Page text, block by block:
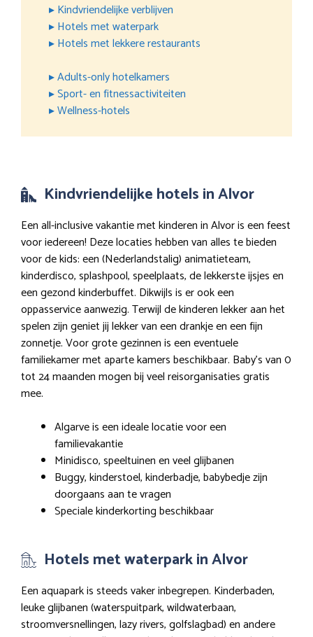
▸ Kindvriendelijke verblijven
▸ Hotels met waterpark
▸ Hotels met lekkere restaurants
▸ Adults-only hotelkamers
▸ Sport- en fitnessactiviteiten
▸ Wellness-hotels
Kindvriendelijke hotels in Alvor
Een all-inclusive vakantie met kinderen in Alvor is een feest
voor iedereen! Deze locaties hebben van alles te bieden
voor de kids: een (Nederlandstalig) animatieteam,
kinderdisco, splashpool, speelplaats, de lekkerste ijsjes en
een gezond kinderbuffet. Dikwijls is er ook een
oppasservice aanwezig. Terwijl de kinderen lekker aan het
spelen zijn geniet jij lekker van een drankje en een fijn
zonnetje. Voor grote gezinnen is een eventuele
familiekamer met aparte kamers beschikbaar. Baby’s van 0
tot 24 maanden mogen bij veel reisorganisaties gratis
mee.
Algarve is een ideale locatie voor een
familievakantie
Minidisco, speeltuinen en veel glijbanen
Buggy, kinderstoel, kinderbadje, babybedje zijn
doorgaans aan te vragen
Speciale kinderkorting beschikbaar
Hotels met waterpark in Alvor
Een aquapark is steeds vaker inbegrepen. Kinderbaden,
leuke glijbanen (waterspuitpark, wildwaterbaan,
stroomversnellingen, lazy rivers, golfslagbad) en andere